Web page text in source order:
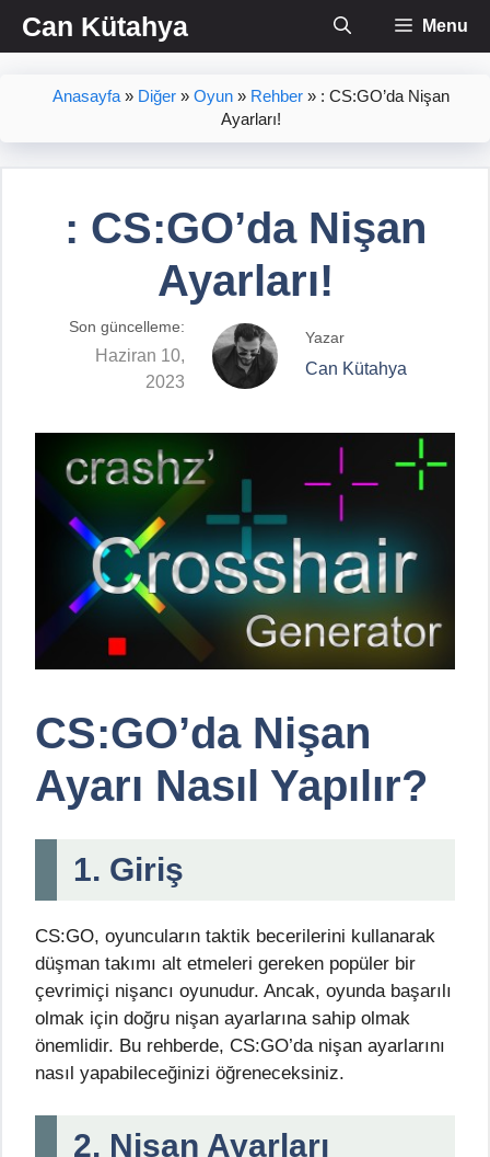
İçeriğe
atlaCan Kütahya Menu
Anasayfa» Diğer» Oyun» Rehber» : CS:GO’da Nişan
Ayarları!
: CS:GO’da Nişan
Ayarları!
Son güncelleme:
Haziran 10,
2023
Yazar
Can Kütahya
CS:GO’da Nişan
Ayarı Nasıl Yapılır?
1. Giriş
CS:GO, oyuncuların taktik becerilerini kullanarak
düşman takımı alt etmeleri gereken popüler bir
çevrimiçi nişancı oyunudur. Ancak, oyunda başarılı
olmak için doğru nişan ayarlarına sahip olmak
önemlidir. Bu rehberde, CS:GO’da nişan ayarlarını
nasıl yapabileceğinizi öğreneceksiniz.
2. Nişan Ayarları